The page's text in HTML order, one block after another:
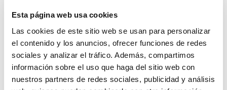
Esta página web usa cookies
Las cookies de este sitio web se usan para personalizar
el contenido y los anuncios, ofrecer funciones de redes
sociales y analizar el tráfico. Además, compartimos
información sobre el uso que haga del sitio web con
nuestros partners de redes sociales, publicidad y análisis
SALUD GINECOLÓGICA